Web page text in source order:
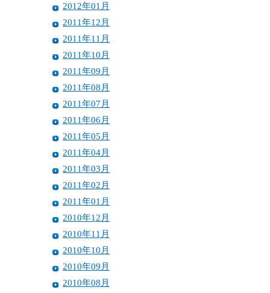
2012年01月
2011年12月
2011年11月
2011年10月
2011年09月
2011年08月
2011年07月
2011年06月
2011年05月
2011年04月
2011年03月
2011年02月
2011年01月
2010年12月
2010年11月
2010年10月
2010年09月
2010年08月